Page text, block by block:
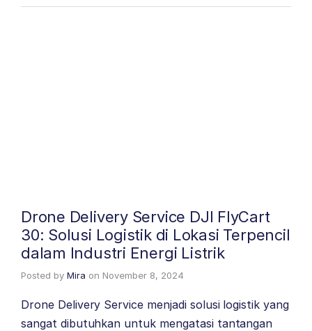
Drone Delivery Service DJI FlyCart
30: Solusi Logistik di Lokasi Terpencil
dalam Industri Energi Listrik
Posted by Mira on November 8, 2024
Drone Delivery Service menjadi solusi logistik yang
sangat dibutuhkan untuk mengatasi tantangan